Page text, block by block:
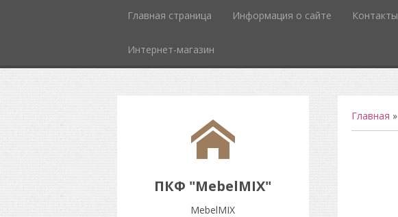
Главная страница Информация о сайте Контакты
Интернет-магазин
ПКФ "MebelMIX"
MebelMIX
Главная »